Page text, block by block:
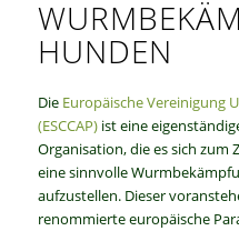
HUNDEN
Die Europäische Vereinigung
(ESCCAP) ist eine
Organisation, die es sich zum
eine sinnvolle
aufzustellen. Dieser
renommierte europäische